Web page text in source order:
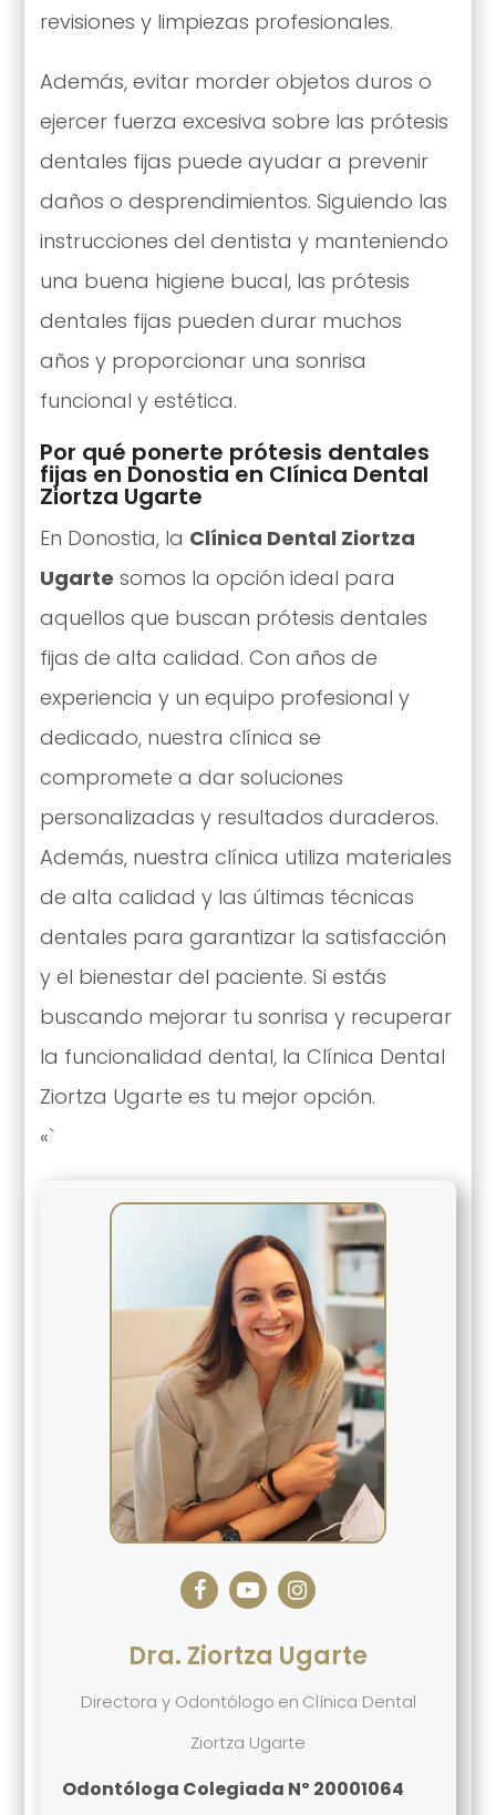
revisiones y limpiezas profesionales.
Además, evitar morder objetos duros o
ejercer fuerza excesiva sobre las prótesis
dentales fijas puede ayudar a prevenir
daños o desprendimientos. Siguiendo las
instrucciones del dentista y manteniendo
una buena higiene bucal, las prótesis
dentales fijas pueden durar muchos
años y proporcionar una sonrisa
funcional y estética.
Por qué ponerte prótesis dentales
fijas en Donostia en Clínica Dental
Ziortza Ugarte
En Donostia, la Clínica Dental Ziortza
Ugarte somos la opción ideal para
aquellos que buscan prótesis dentales
fijas de alta calidad. Con años de
experiencia y un equipo profesional y
dedicado, nuestra clínica se
compromete a dar soluciones
personalizadas y resultados duraderos.
Además, nuestra clínica utiliza materiales
de alta calidad y las últimas técnicas
dentales para garantizar la satisfacción
y el bienestar del paciente. Si estás
buscando mejorar tu sonrisa y recuperar
la funcionalidad dental, la Clínica Dental
Ziortza Ugarte es tu mejor opción.
«`
Dra. Ziortza Ugarte
Directora y Odontólogo en Clínica Dental
Ziortza Ugarte
Odontóloga Colegiada Nº 20001064